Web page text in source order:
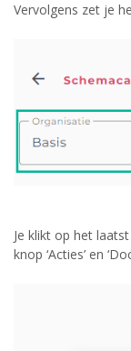
Vervolgens zet je
Je klikt op het
knop ‘Acties’ en